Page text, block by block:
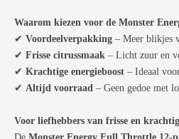
Waarom kiezen voor de Monster
✔ Voordeelverpakking – Meer blikjes
✔ Frisse citrussmaak – Licht zuur en
✔ Krachtige energieboost – Ideaal
✔ Altijd voorraad – Geen gedoe met
Voor liefhebbers van frisse en